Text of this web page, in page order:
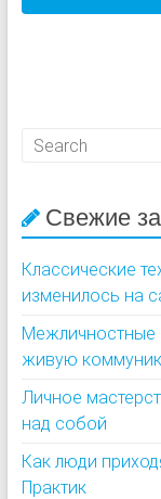
Свежие
Классические
изменилось на
Межличностные
живую
Личное
над собой
Как люди
Практик